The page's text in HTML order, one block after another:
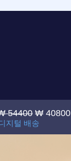
54400 ₩ 40800
지털 배송